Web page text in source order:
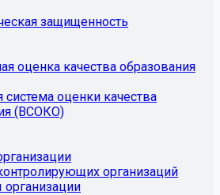
защищенность
оценка качества образования
система оценки качества
(ВСОКО)
организаций